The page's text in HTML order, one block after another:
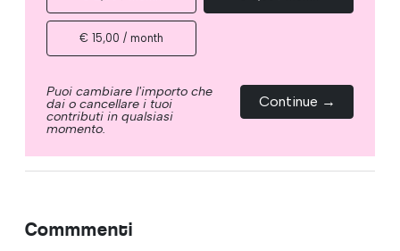
€ 15,00 / month
Puoi cambiare l'importo che
dai o cancellare i tuoi
contributi in qualsiasi
momento.
Continue →
Commmenti